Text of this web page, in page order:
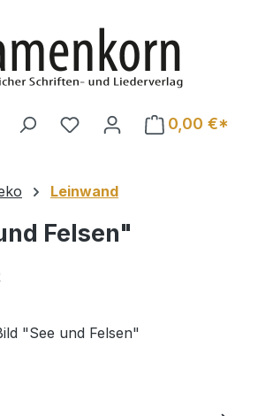
0,00 €*
Leinwand
Felsen"